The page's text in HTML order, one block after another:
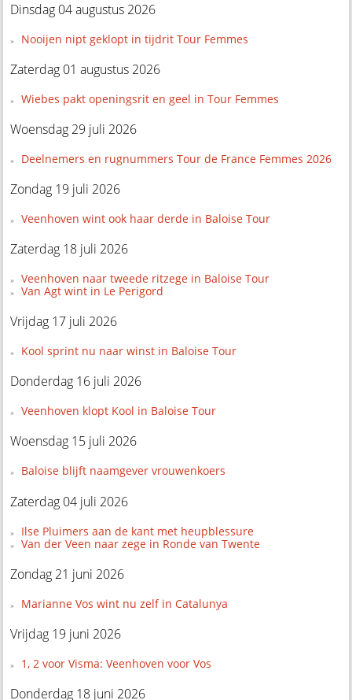
Dinsdag 04 augustus 2026
Nooijen nipt geklopt in tijdrit Tour Femmes
Zaterdag 01 augustus 2026
Wiebes pakt openingsrit en geel in Tour Femmes
Woensdag 29 juli 2026
Deelnemers en rugnummers Tour de France Femmes 2026
Zondag 19 juli 2026
Veenhoven wint ook haar derde in Baloise Tour
Zaterdag 18 juli 2026
Veenhoven naar tweede ritzege in Baloise Tour
Van Agt wint in Le Perigord
Vrijdag 17 juli 2026
Kool sprint nu naar winst in Baloise Tour
Donderdag 16 juli 2026
Veenhoven klopt Kool in Baloise Tour
Woensdag 15 juli 2026
Baloise blijft naamgever vrouwenkoers
Zaterdag 04 juli 2026
Ilse Pluimers aan de kant met heupblessure
Van der Veen naar zege in Ronde van Twente
Zondag 21 juni 2026
Marianne Vos wint nu zelf in Catalunya
Vrijdag 19 juni 2026
1, 2 voor Visma: Veenhoven voor Vos
Donderdag 18 juni 2026